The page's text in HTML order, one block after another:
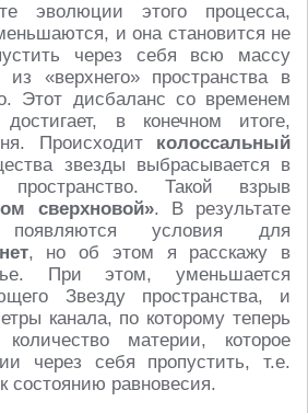
эволюции этого процесса,
и она становится не
через себя всю массу
«верхнего» пространства в
Этот дисбаланс со временем
в конечном итоге,
Происходит колоссальный
звезды выбрасывается в
Такой взрыв
сверхновой». В результате
условия для
, но об этом я расскажу в
При этом, уменьшается
Звезду пространства, и
канала, по которому теперь
количество материи, которое
через себя пропустить, т.е.
состоянию равновесия.